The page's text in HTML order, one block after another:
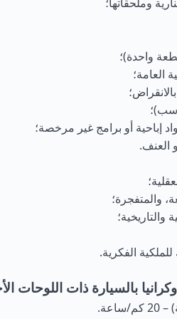
واحدة)؛
العامة؛
إباحية أو برامج غير مرخصة؛
العنف.
والمتفجرة؛
والتاريخية؛
الفكرية.
بالسيارة ذات اللوحات